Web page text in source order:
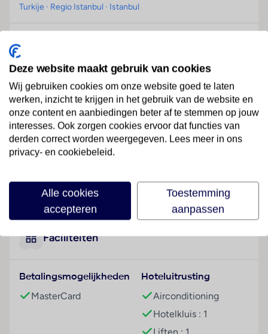
Turkije · Regio Istanbul · Istanbul
Dit hotel bevindt zich in Istanbul, op circa 20 km van
het strand.
Hotelfaciliteiten
Dit hotel beschikt over een lift en een receptie.
Service zoals een bagagedepot en een kluis draagt bij
tot een comfortabel verblijf. In het verblijf is Wi-Fi
verkrijgbaar. De tourdesk biedt ondersteuning bij het
meerdere voor gehandicapten toegankelijke
vrijetijdsbestedingen. Naast een supermarkt zijn
andere winkels voorhanden. Buiten biedt een tuin
extra ruimte voor ontspanning en recreatie. Tot de
overige voorzieningen van het hotel behoren een tv-
parkeren. Onder de beschikbare voorzieningen
bevinden zich een transferservice, kamerservice, een
wasservice, een kapper en een muntwasserette. Ter
Lees meer
Faciliteiten
Betalingsmogelijkheden
MasterCard
Hoteluitrusting
Airconditioning
Hotelkluis : 1
Deze website maakt gebruik van cookies
Wij gebruiken cookies om onze website goed te laten
werken, inzicht te krijgen in het gebruik van de website en
onze content en aanbiedingen beter af te stemmen op jouw
interesses. Ook zorgen cookies ervoor dat functies van
derden correct worden weergegeven. Lees meer in ons
privacy- en cookiebeleid.
Alle cookies
accepteren
Toestemming
aanpassen